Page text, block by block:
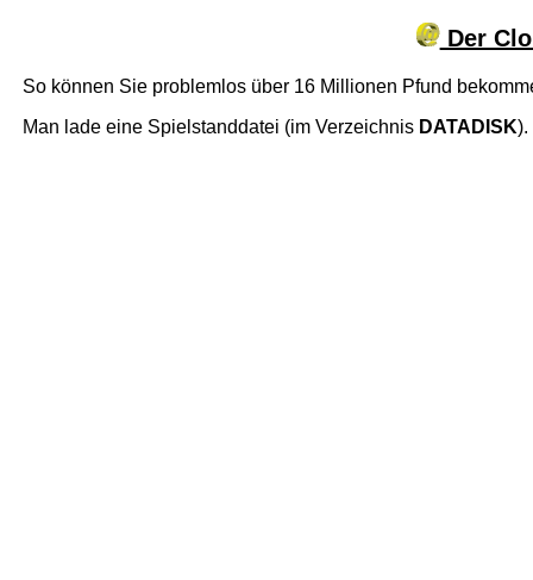
Der
So können Sie problemlos über 16 Millionen Pfund
Man lade eine Spielstanddatei (im Verzeichnis DATADISK).